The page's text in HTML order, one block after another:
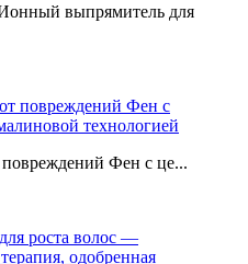
выпрямитель для
Фен с це...